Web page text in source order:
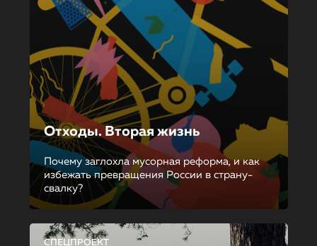
Отходы. Вторая жизнь
Почему заглохла мусорная реформа, и как
избежать превращения России в страну-
свалку?
СПЕЦПРОЕКТ